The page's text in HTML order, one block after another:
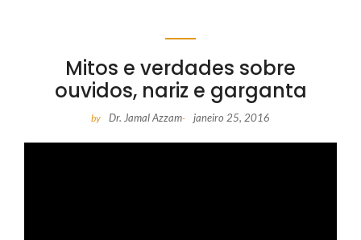
Mitos e verdades sobre
ouvidos, nariz e garganta
by Dr. Jamal Azzam- janeiro 25, 2016